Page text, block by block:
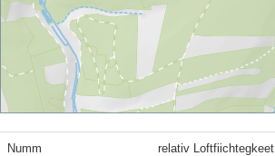
Numm relativ Loftfiichtegkeet